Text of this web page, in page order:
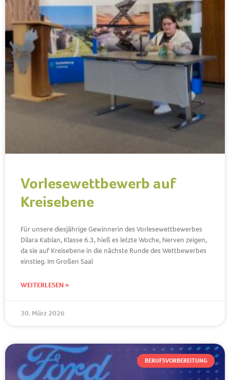
Vorlesewettbewerb auf
Kreisebene
Für unsere diesjährige Gewinnerin des Vorlesewettbewerbes
Dilara Kablan, Klasse 6.3, hieß es letzte Woche, Nerven zeigen,
da sie auf Kreisebene in die nächste Runde des Wettbewerbes
einstieg. Im Großen Saal
WEITERLESEN »
30. März 2026
BERUFSVORBEREITUNG